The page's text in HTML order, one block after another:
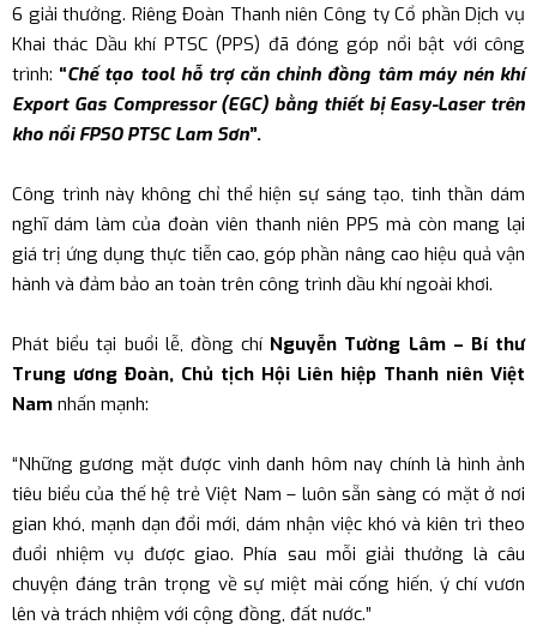
6 giải thưởng. Riêng Đoàn Thanh niên Công ty Cổ phần Dịch vụ
Khai thác Dầu khí PTSC (PPS) đã đóng góp nổi bật với công
trình: “Chế tạo tool hỗ trợ căn chỉnh đồng tâm máy nén khí
Export Gas Compressor (EGC) bằng thiết bị Easy-Laser trên
kho nổi FPSO PTSC Lam Sơn”.
Công trình này không chỉ thể hiện sự sáng tạo, tinh thần dám
nghĩ dám làm của đoàn viên thanh niên PPS mà còn mang lại
giá trị ứng dụng thực tiễn cao, góp phần nâng cao hiệu quả vận
hành và đảm bảo an toàn trên công trình dầu khí ngoài khơi.
Phát biểu tại buổi lễ, đồng chí Nguyễn Tường Lâm – Bí thư
Trung ương Đoàn, Chủ tịch Hội Liên hiệp Thanh niên Việt
Nam nhấn mạnh:
“Những gương mặt được vinh danh hôm nay chính là hình ảnh
tiêu biểu của thế hệ trẻ Việt Nam – luôn sẵn sàng có mặt ở nơi
gian khó, mạnh dạn đổi mới, dám nhận việc khó và kiên trì theo
đuổi nhiệm vụ được giao. Phía sau mỗi giải thưởng là câu
chuyện đáng trân trọng về sự miệt mài cống hiến, ý chí vươn
lên và trách nhiệm với cộng đồng, đất nước.”